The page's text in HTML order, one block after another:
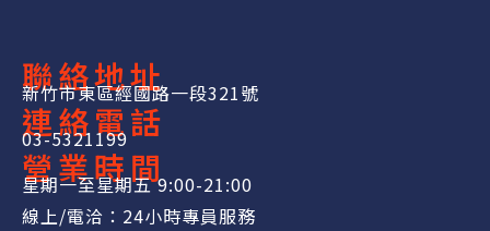
聯絡地址
新竹市東區經國路一段321號
連絡電話
03-5321199
營業時間
星期一至星期五 9:00-21:00
線上/電洽：24小時專員服務